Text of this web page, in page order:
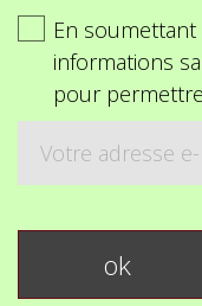
En
informations
pour